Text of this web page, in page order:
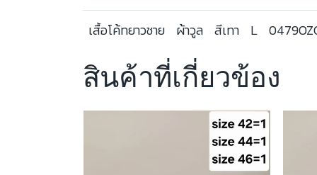
เสื้อโค้ทยาวชาย ผ้าวูล สีเทา L
สินค้าที่เกี่ยวข้อง